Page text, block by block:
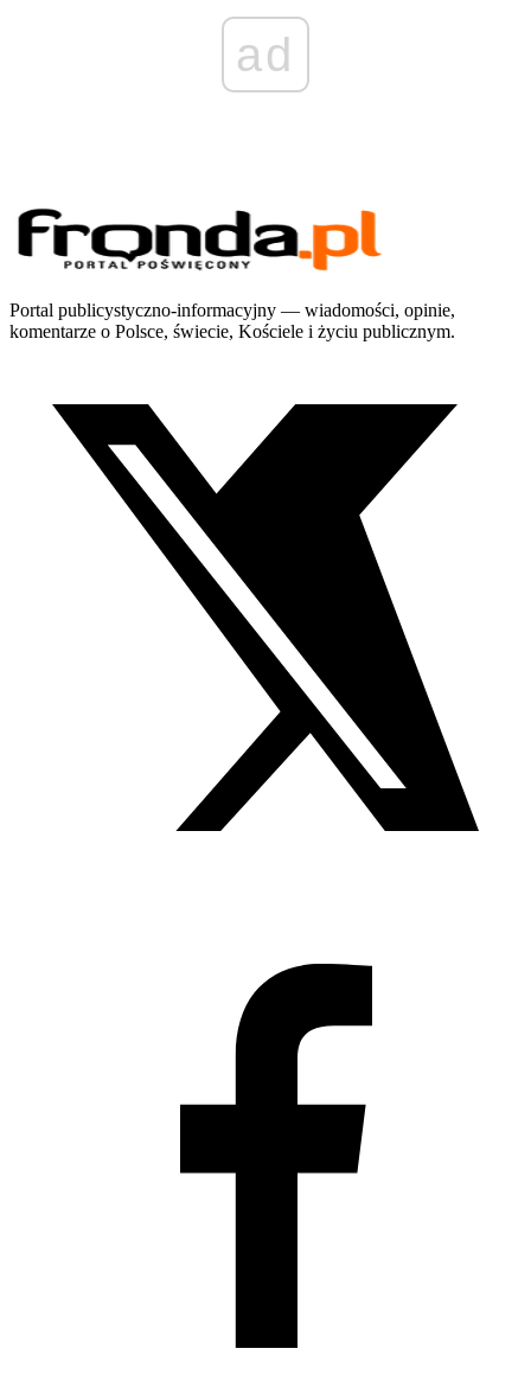
ad
Portal publicystyczno-informacyjny — wiadomości, opinie,
komentarze o Polsce, świecie, Kościele i życiu publicznym.